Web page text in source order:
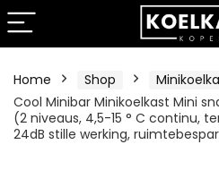
Home Shop
Cool Minibar Minikoelkast Mini
(2 niveaus, 4,5-15 ° C continu,
24dB stille werking,